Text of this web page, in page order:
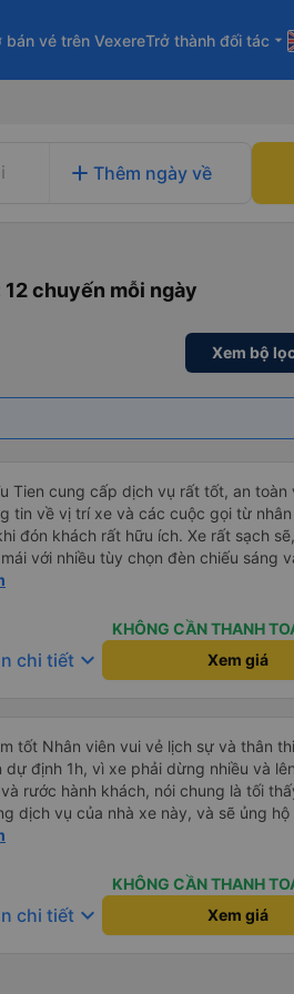
bán vé trên VexereTrở thành đối tác arrow_drop_down
add Thêm ngày về
12 chuyến mỗi ngày
Xem bộ
Tien cung cấp dịch vụ rất tốt, an toàn
tin về vị trí xe và các cuộc gọi từ
đón khách rất hữu ích. Xe rất sạch
với nhiều tùy chọn đèn chiếu sáng
đặt ở vị trí thuận tiện. Nhân viên rất lịch
KHÔNG CẦN THANH
chi tiết keyboard_arrow_down Xem giá
tốt Nhân viên vui vẻ lịch sự và thân
dự định 1h, vì xe phải dừng nhiều và
rước hành khách, nói chung là tối
dịch vụ của nhà xe này, và sẽ ủng hộ
thân sử dụng dịch vụ của nhà xe
KHÔNG CẦN THANH
chi tiết keyboard_arrow_down Xem giá